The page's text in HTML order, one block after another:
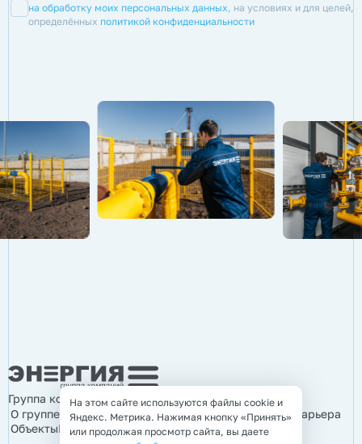
на обработку моих персональных данных, на условиях и для целей,
определённых политикой конфиденциальности
Группа компаний «Энергия»
О группе компанийПродукцияУслугиИнформация
Карьера
ОбъектыКонтакты
На этом сайте используются файлы cookie и
Яндекс. Метрика. Нажимая кнопку «Принять»
или продолжая просмотр сайта, вы даете